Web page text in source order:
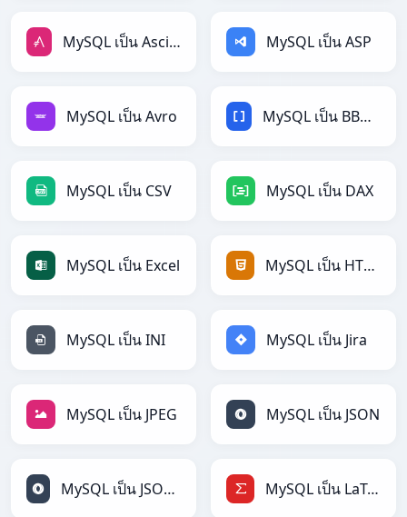
MySQL เป็น AsciiDoc MySQL เป็น ASP
MySQL เป็น Avro MySQL เป็น BBCode
MySQL เป็น CSV MySQL เป็น DAX
MySQL เป็น Excel MySQL เป็น HTML
MySQL เป็น INI MySQL เป็น Jira
MySQL เป็น JPEG MySQL เป็น JSON
MySQL เป็น JSONLines MySQL เป็น LaTeX